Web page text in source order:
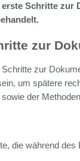
Schritte zur
zur
zur
um spätere
der
die während